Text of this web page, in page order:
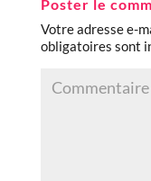
Poster le
Votre adresse e-
obligatoires sont